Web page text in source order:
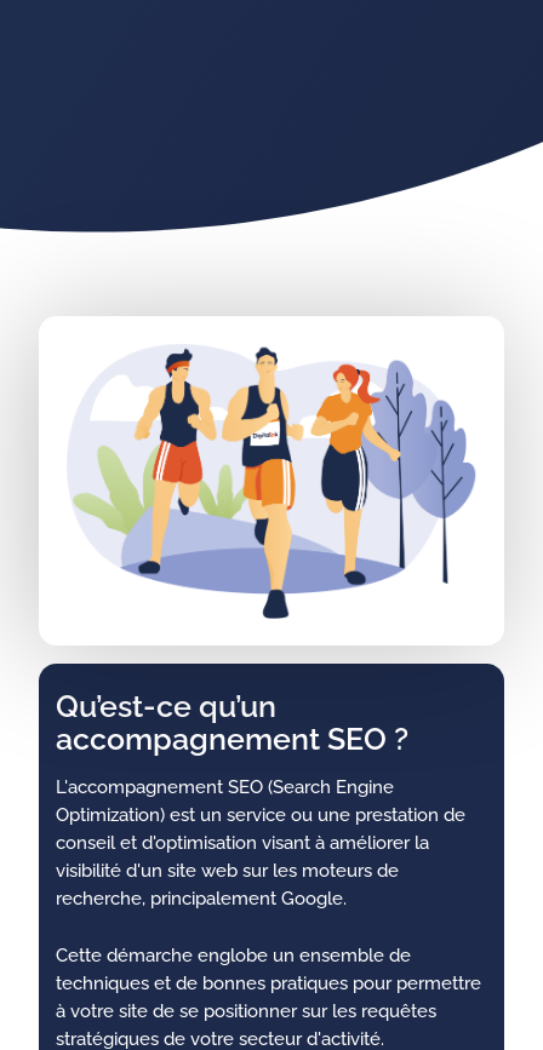
Qu’est-ce qu’un
accompagnement SEO ?
L'accompagnement SEO (Search Engine
Optimization) est un service ou une prestation de
conseil et d'optimisation visant à améliorer la
visibilité d'un site web sur les moteurs de
recherche, principalement Google.
Cette démarche englobe un ensemble de
techniques et de bonnes pratiques pour permettre
à votre site de se positionner sur les requêtes
stratégiques de votre secteur d'activité.